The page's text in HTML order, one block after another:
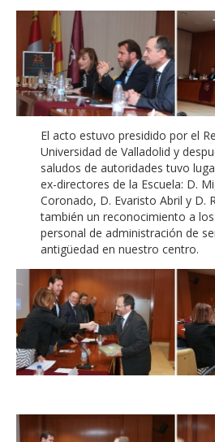
El acto estuvo presidido por el
Universidad de Valladolid y
saludos de autoridades tuvo
ex-directores de la Escuela: D.
Coronado, D. Evaristo Abril y D.
también un reconocimiento a
personal de administración de
antigüedad en nuestro centro.